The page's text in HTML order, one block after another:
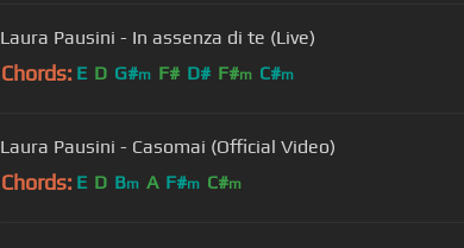
Laura Pausini - In assenza di te (Live)
Chords: E D G#m F# D# F#m C#m
Laura Pausini - Casomai (Official Video)
Chords: E D Bm A F#m C#m